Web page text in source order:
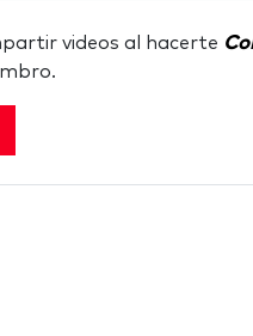
videos al hacerte